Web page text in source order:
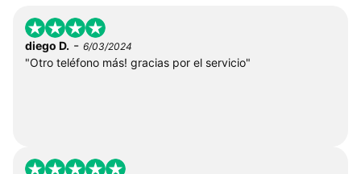
diego D. - 6/03/2024
"Otro teléfono más! gracias por el servicio"